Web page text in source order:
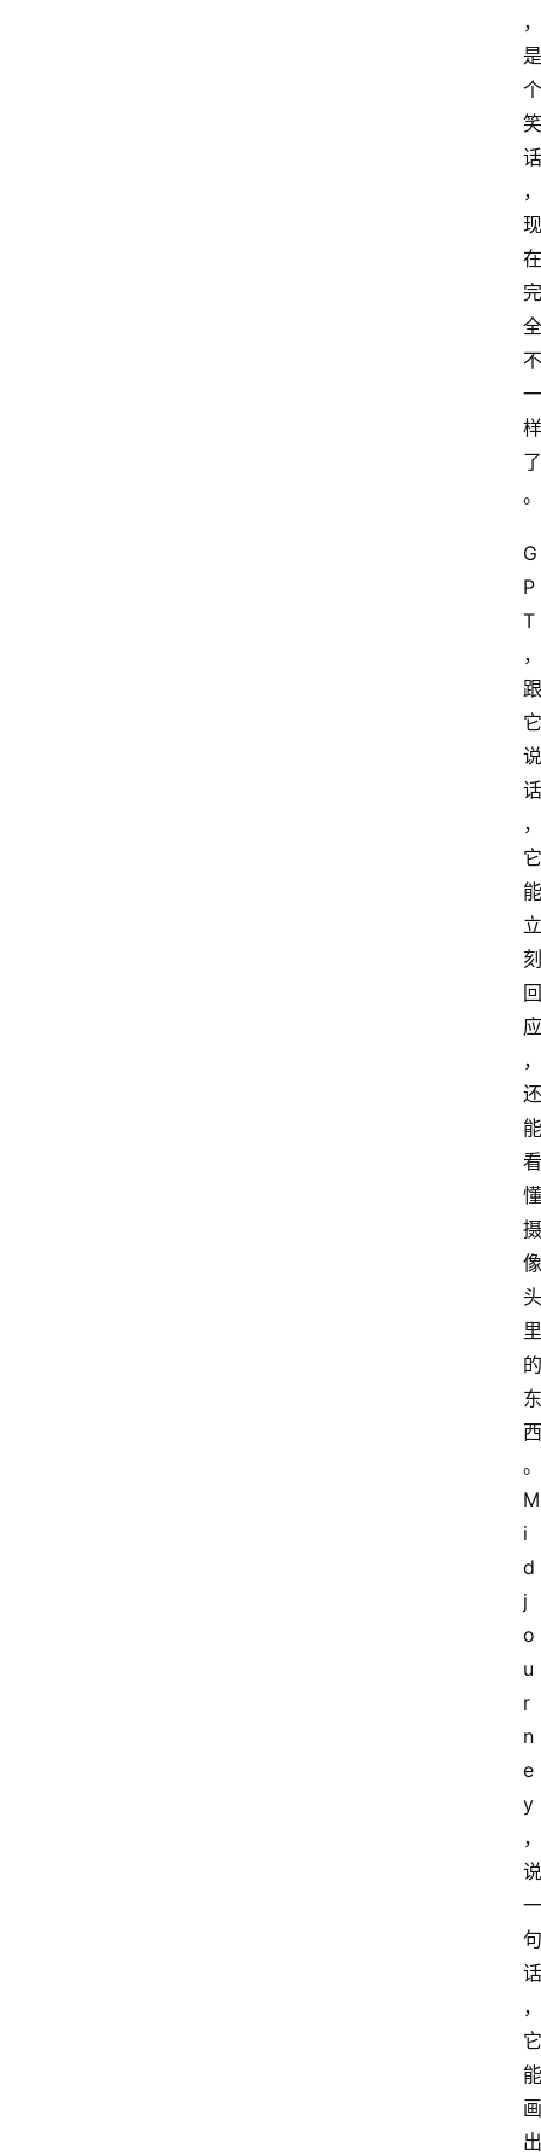
，
是
个
笑
话
，
现
在
完
全
不
一
样
了
。
G
P
T
，
跟
它
说
话
，
它
能
立
刻
回
应
，
还
能
看
懂
摄
像
头
里
的
东
西
。
M
i
d
j
o
u
r
n
e
y
，
说
一
句
话
，
它
能
画
出